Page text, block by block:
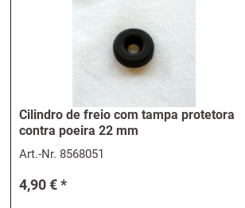
Cilindro de freio com tampa protetora
contra poeira 22 mm
Art.-Nr. 8568051
4,90 € *